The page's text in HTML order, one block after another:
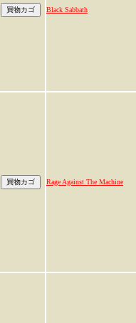
Black Sabbath
Rage Against The Machine